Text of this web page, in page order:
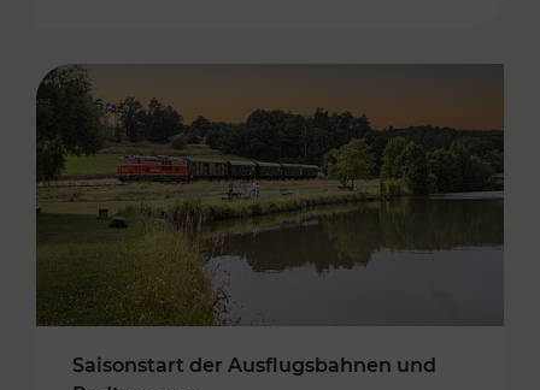
Saisonstart der Ausflugsbahnen und